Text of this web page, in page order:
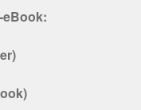
eBook: